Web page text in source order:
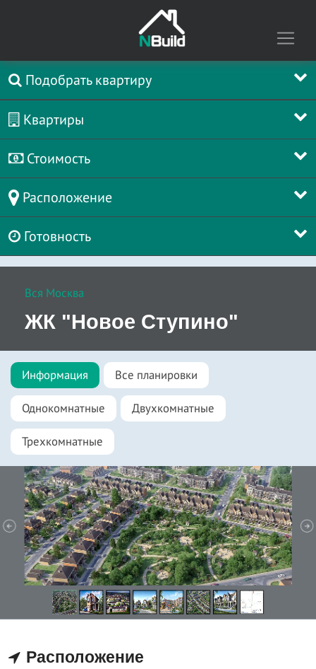
Подобрать квартиру
Квартиры
Стоимость
Расположение
Готовность
Вся Москва
ЖК "Новое Ступино"
Информация Все планировки
Однокомнатные Двухкомнатные
Трехкомнатные
Расположение